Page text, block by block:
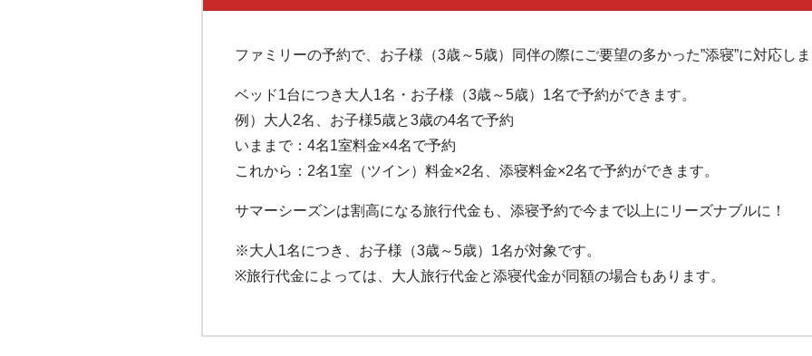
ファミリーの予約で、お子様（3歳～5歳）同伴の際にご要望の多かった”添寝”に対応し
ベッド1台につき大人1名・お子様（3歳～5歳）1名で予約ができます。
例）大人2名、お子様5歳と3歳の4名で予約
いままで：4名1室料金×4名で予約
これから：2名1室（ツイン）料金×2名、添寝料金×2名で予約ができます。
サマーシーズンは割高になる旅行代金も、添寝予約で今まで以上にリーズナブルに！
※大人1名につき、お子様（3歳～5歳）1名が対象です。
※旅行代金によっては、大人旅行代金と添寝代金が同額の場合もあります。